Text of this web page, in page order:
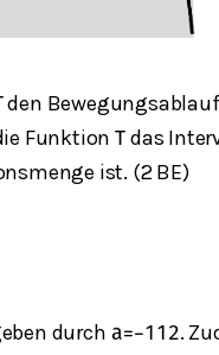
den
FunktionT das
ist. (2 BE)
durch a=−1 12.